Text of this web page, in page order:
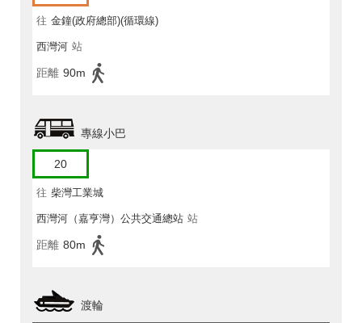
往 金鐘(政府總部)(循環線)
西灣河 站
距離 90m
專線小巴
20
往 柴灣工業城
西灣河（嘉亨灣）公共交通總站 站
距離 80m
渡輪